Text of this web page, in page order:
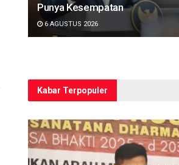
Punya Kesempatan
6 AGUSTUS 2026
Kabar Terpopuler